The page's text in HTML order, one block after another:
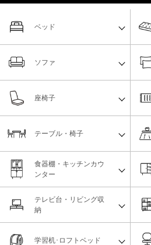
ベッド
ソファ
座椅子
テーブル・椅子
食器棚・キッチンカウ
ンター
テレビ台・リビング収
納
学習机･ロフトベッド